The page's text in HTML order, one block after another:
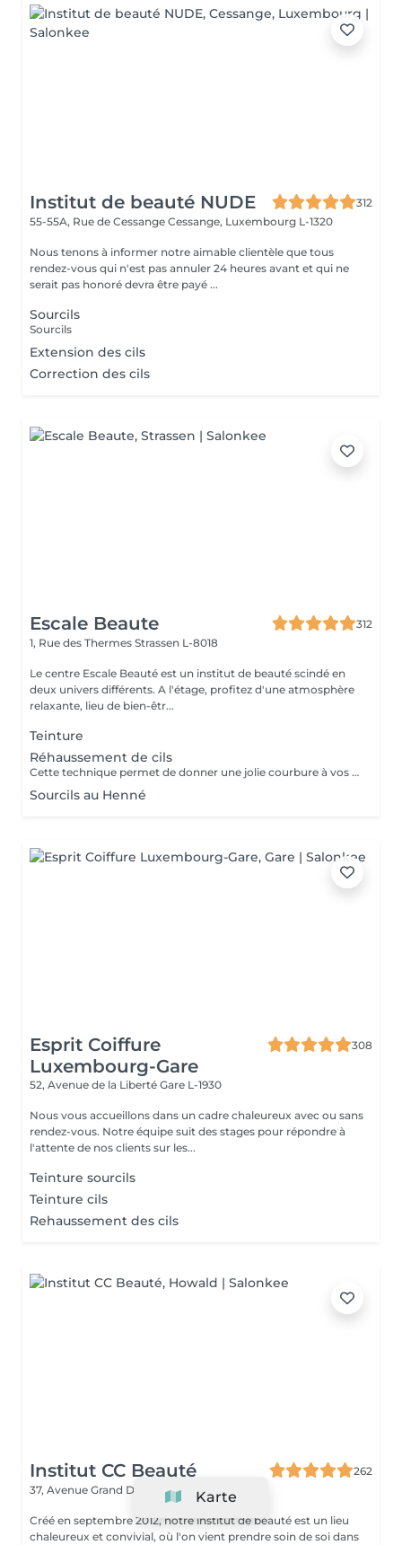
Institut de beauté NUDE
312
55-55A, Rue de Cessange Cessange, Luxembourg L-1320
Nous tenons à informer notre aimable clientèle que tous
rendez-vous qui n'est pas annuler 24 heures avant et qui ne
serait pas honoré devra être payé ...
Sourcils
Sourcils
Extension des cils
Correction des cils
Escale Beaute
312
1, Rue des Thermes Strassen L-8018
Le centre Escale Beauté est un institut de beauté scindé en
deux univers différents. A l'étage, profitez d'une atmosphère
relaxante, lieu de bien-êtr...
Teinture
Réhaussement de cils
Cette technique permet de donner une jolie courbure à vos cils tout en gardant un aspect naturel. Un regard ouvert, des cils déployés tout en douceur pour une durée d'environ 4 semaines. N'hésitez plus.
Sourcils au Henné
Esprit Coiffure
Luxembourg-Gare
308
52, Avenue de la Liberté Gare L-1930
Nous vous accueillons dans un cadre chaleureux avec ou sans
rendez-vous. Notre équipe suit des stages pour répondre à
l'attente de nos clients sur les...
Teinture sourcils
Teinture cils
Rehaussement des cils
Institut CC Beauté
262
37, Avenue Grand Duc JeanHowald L-1842
Créé en septembre 2012, notre institut de beauté est un lieu
chaleureux et convivial, où l'on vient prendre soin de soi dans
Karte